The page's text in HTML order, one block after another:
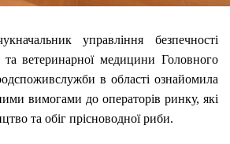
управління безпечності
та ветеринарної медицини Головного
в області ознайомила
вимогами до операторів ринку, які
та обіг прісноводної риби.